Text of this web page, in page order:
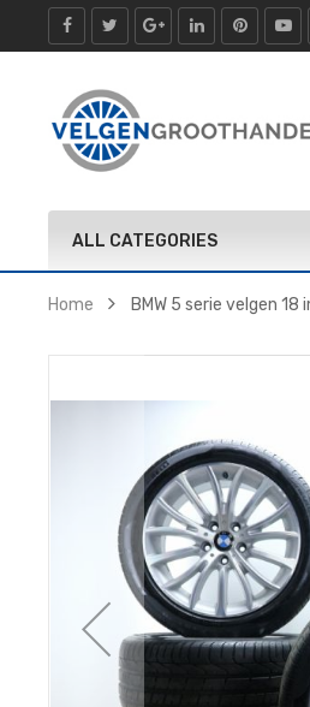
ALL CATEGORIES
Home BMW 5 serie velgen 18